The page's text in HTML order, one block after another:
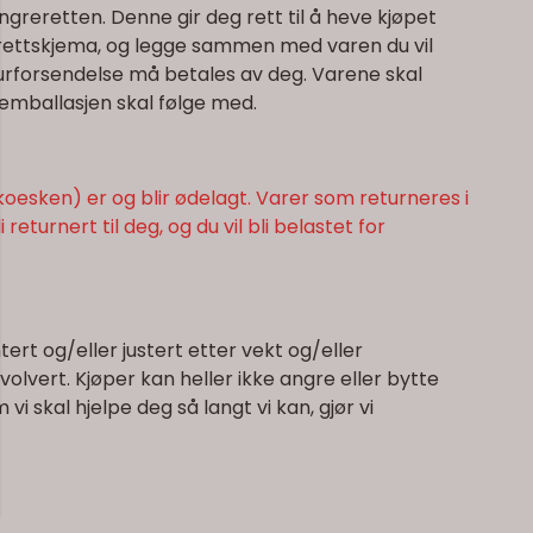
Denne gir deg rett til å heve kjøpet
og legge sammen med varen du vil
må betales av deg. Varene skal
skal følge med.
er og blir ødelagt. Varer som returneres i
til deg, og du vil bli belastet for
og/eller justert etter vekt og/eller
Kjøper kan heller ikke angre eller bytte
skal hjelpe deg så langt vi kan, gjør vi